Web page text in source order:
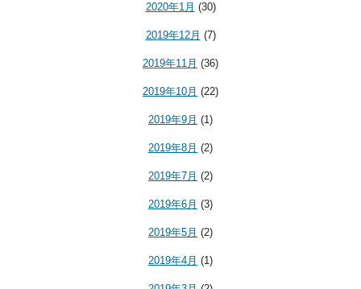
2020年1月 (30)
2019年12月 (7)
2019年11月 (36)
2019年10月 (22)
2019年9月 (1)
2019年8月 (2)
2019年7月 (2)
2019年6月 (3)
2019年5月 (2)
2019年4月 (1)